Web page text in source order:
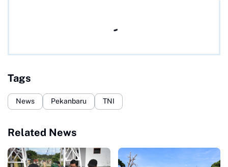
Tags
News Pekanbaru TNI
Related News